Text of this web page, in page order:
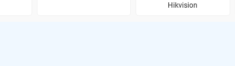
Hikvision